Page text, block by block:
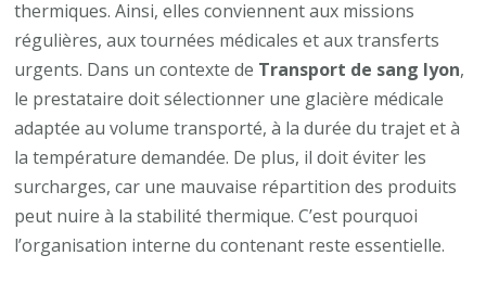
thermiques. Ainsi, elles conviennent aux missions
régulières, aux tournées médicales et aux transferts
urgents. Dans un contexte de Transport de sang lyon,
le prestataire doit sélectionner une glacière médicale
adaptée au volume transporté, à la durée du trajet et à
la température demandée. De plus, il doit éviter les
surcharges, car une mauvaise répartition des produits
peut nuire à la stabilité thermique. C’est pourquoi
l’organisation interne du contenant reste essentielle.